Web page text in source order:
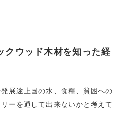
クウッド木材を知った経
展途上国の水、食糧、貧困への
ーを通して出来ないかと考えて